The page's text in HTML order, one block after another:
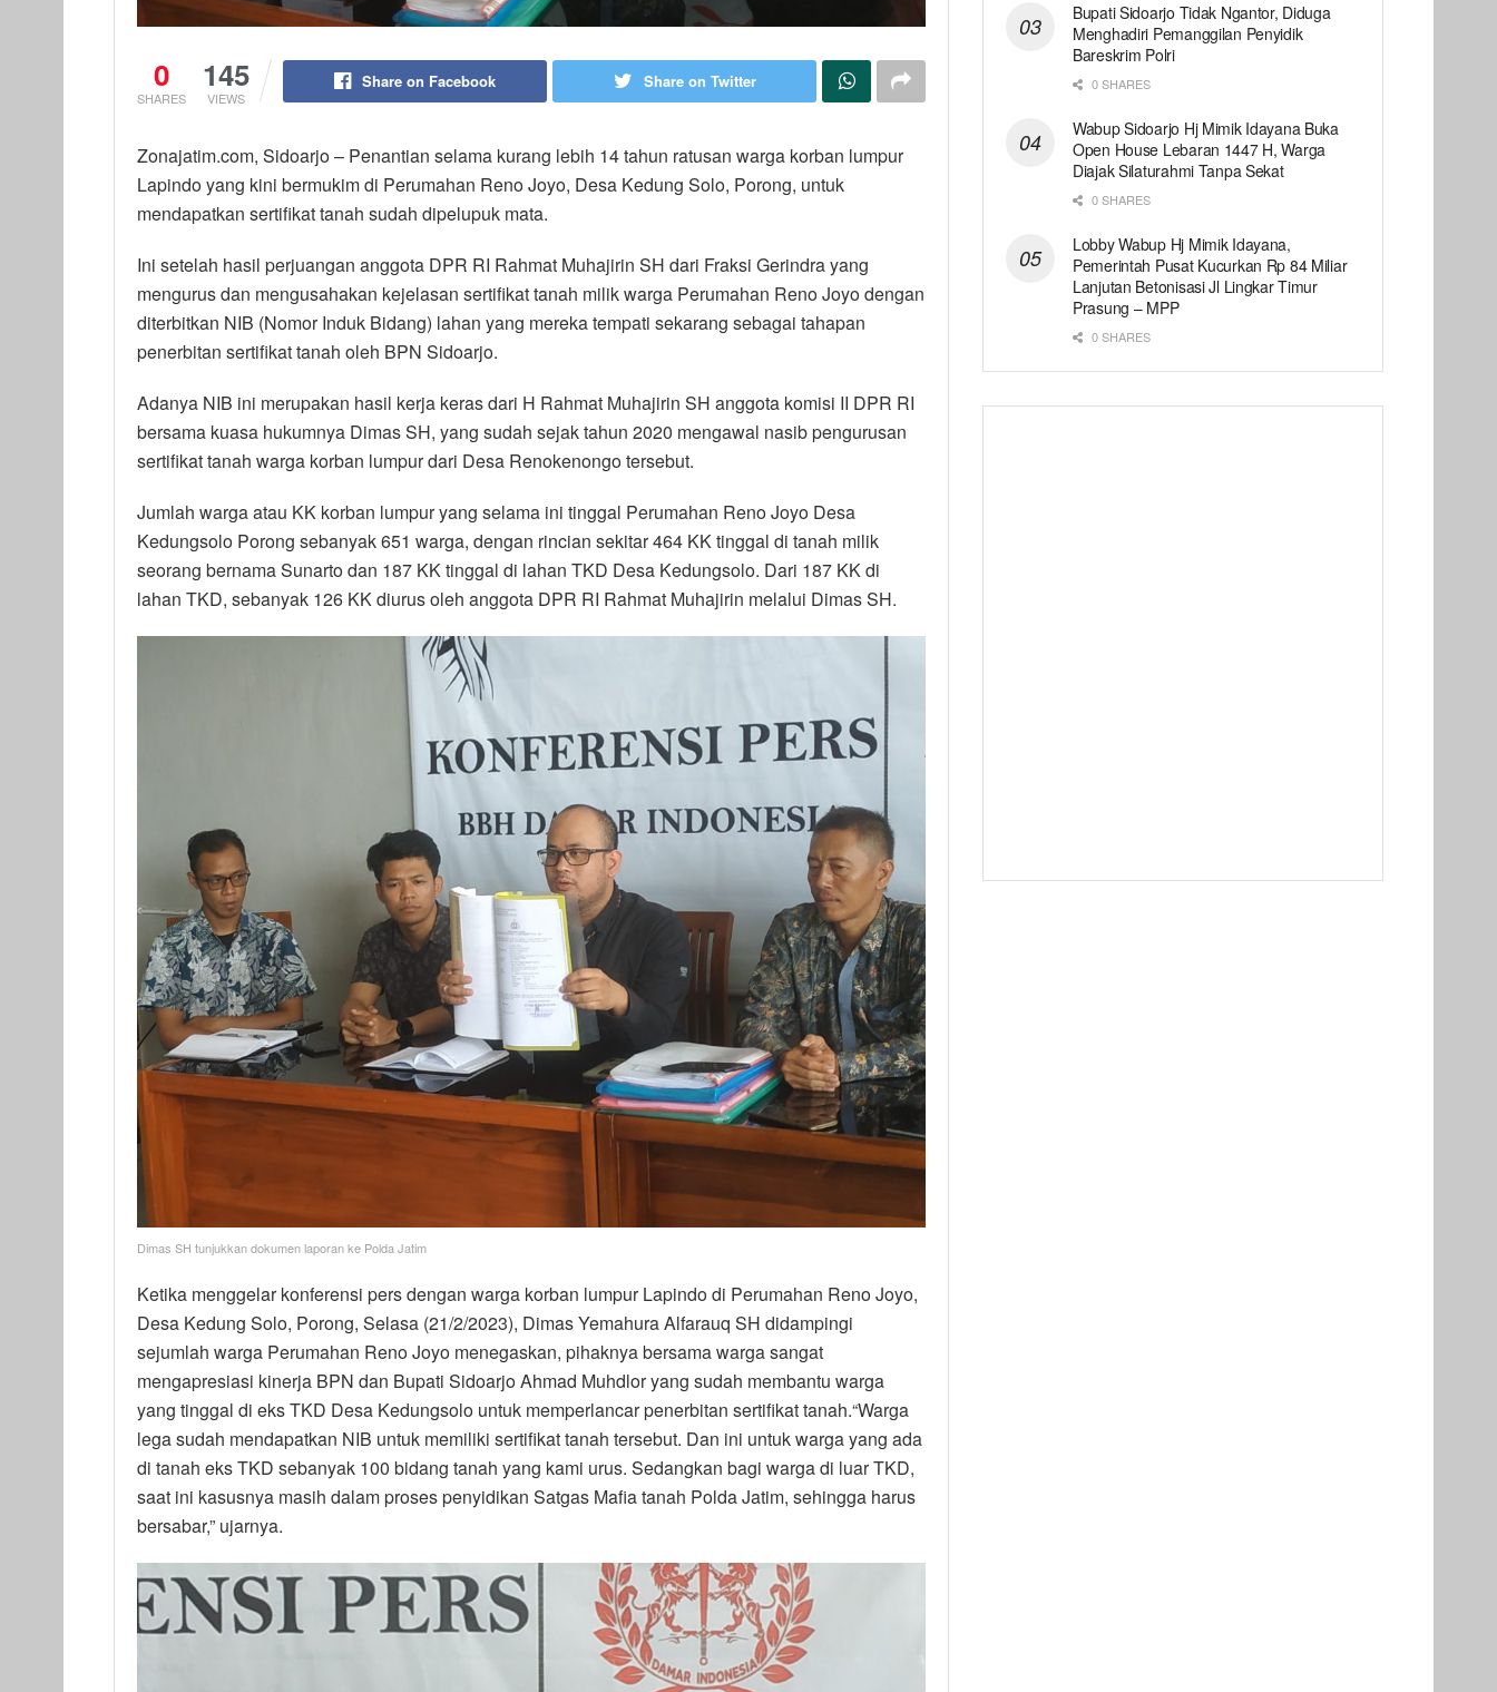
0
SHARES
145
VIEWS
Share on Facebook Share on Twitter
Zonajatim.com, Sidoarjo – Penantian selama kurang lebih 14 tahun ratusan warga korban lumpur
Lapindo yang kini bermukim di Perumahan Reno Joyo, Desa Kedung Solo, Porong, untuk
mendapatkan sertifikat tanah sudah dipelupuk mata.
Ini setelah hasil perjuangan anggota DPR RI Rahmat Muhajirin SH dari Fraksi Gerindra yang
mengurus dan mengusahakan kejelasan sertifikat tanah milik warga Perumahan Reno Joyo dengan
diterbitkan NIB (Nomor Induk Bidang) lahan yang mereka tempati sekarang sebagai tahapan
penerbitan sertifikat tanah oleh BPN Sidoarjo.
Adanya NIB ini merupakan hasil kerja keras dari H Rahmat Muhajirin SH anggota komisi II DPR RI
bersama kuasa hukumnya Dimas SH, yang sudah sejak tahun 2020 mengawal nasib pengurusan
sertifikat tanah warga korban lumpur dari Desa Renokenongo tersebut.
Jumlah warga atau KK korban lumpur yang selama ini tinggal Perumahan Reno Joyo Desa
Kedungsolo Porong sebanyak 651 warga, dengan rincian sekitar 464 KK tinggal di tanah milik
seorang bernama Sunarto dan 187 KK tinggal di lahan TKD Desa Kedungsolo. Dari 187 KK di
lahan TKD, sebanyak 126 KK diurus oleh anggota DPR RI Rahmat Muhajirin melalui Dimas SH.
Dimas SH tunjukkan dokumen laporan ke Polda Jatim
Ketika menggelar konferensi pers dengan warga korban lumpur Lapindo di Perumahan Reno Joyo,
Desa Kedung Solo, Porong, Selasa (21/2/2023), Dimas Yemahura Alfarauq SH didampingi
sejumlah warga Perumahan Reno Joyo menegaskan, pihaknya bersama warga sangat
mengapresiasi kinerja BPN dan Bupati Sidoarjo Ahmad Muhdlor yang sudah membantu warga
yang tinggal di eks TKD Desa Kedungsolo untuk memperlancar penerbitan sertifikat tanah.“Warga
lega sudah mendapatkan NIB untuk memiliki sertifikat tanah tersebut. Dan ini untuk warga yang ada
di tanah eks TKD sebanyak 100 bidang tanah yang kami urus. Sedangkan bagi warga di luar TKD,
saat ini kasusnya masih dalam proses penyidikan Satgas Mafia tanah Polda Jatim, sehingga harus
bersabar,” ujarnya.
Bupati Sidoarjo Tidak Ngantor, Diduga
Menghadiri Pemanggilan Penyidik
Bareskrim Polri
0 SHARES
Wabup Sidoarjo Hj Mimik Idayana Buka
Open House Lebaran 1447 H, Warga
Diajak Silaturahmi Tanpa Sekat
0 SHARES
Lobby Wabup Hj Mimik Idayana,
Pemerintah Pusat Kucurkan Rp 84 Miliar
Lanjutan Betonisasi Jl Lingkar Timur
Prasung – MPP
0 SHARES